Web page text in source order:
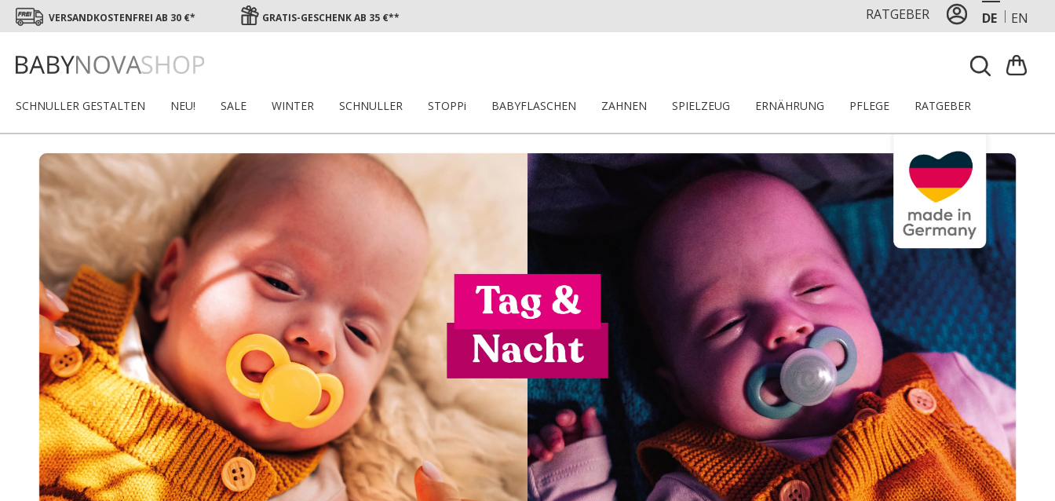
VERSANDKOSTENFREI AB 30 €* GRATIS-GESCHENK AB 35 €** RATGEBER DE EN
SCHNULLER GESTALTEN NEU! SALE WINTER SCHNULLER STOPPi BABYFLASCHEN ZAHNEN SPIELZEUG ERNÄHRUNG PFLEGE RATGEBER